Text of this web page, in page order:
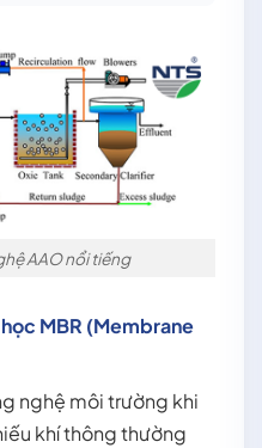
AAO nổi tiếng
MBR (Membrane
nghệ môi trường khi
khí thông thường